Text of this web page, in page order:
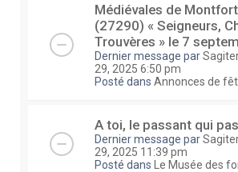
Médiévales de
(27290) « Seigneurs,
Trouvères » le 7
Dernier message par
29, 2025 6:50 pm
Posté dans Annonces de
A toi, le passant qui
Dernier message par
29, 2025 11:39 pm
Posté dans
Le Musée des